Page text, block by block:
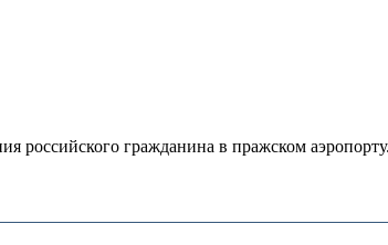
гражданина в пражском